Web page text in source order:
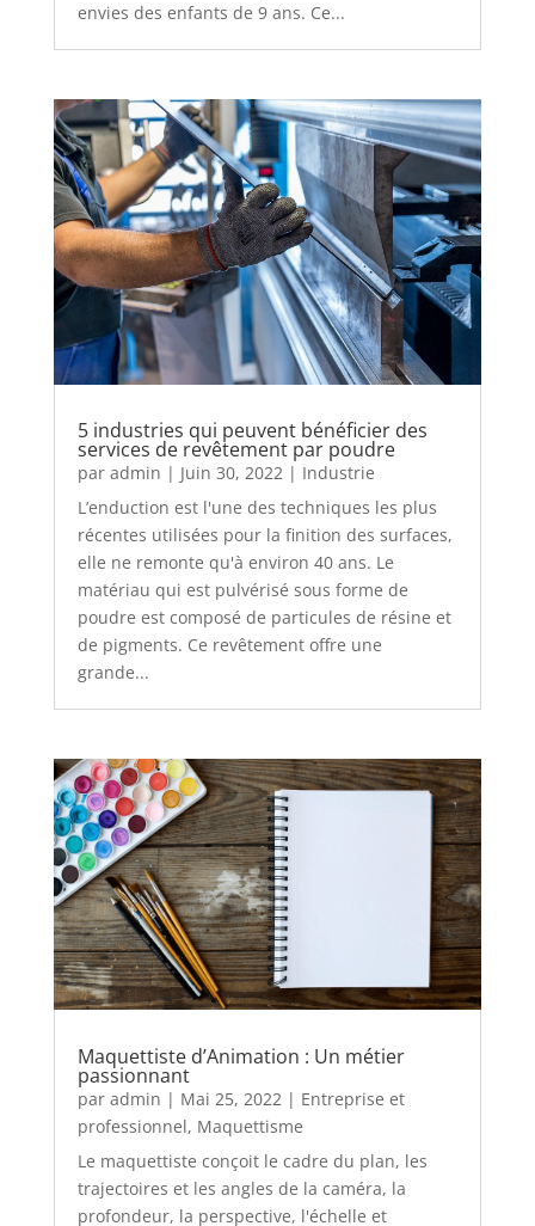
envies des enfants de 9 ans. Ce...
5 industries qui peuvent bénéficier des
services de revêtement par poudre
par admin | Juin 30, 2022| Industrie
L’enduction est l'une des techniques les plus
récentes utilisées pour la finition des surfaces,
elle ne remonte qu'à environ 40 ans. Le
matériau qui est pulvérisé sous forme de
poudre est composé de particules de résine et
de pigments. Ce revêtement offre une
grande...
Maquettiste d’Animation : Un métier
passionnant
par admin | Mai 25, 2022 | Entreprise et
professionnel, Maquettisme
Le maquettiste conçoit le cadre du plan, les
trajectoires et les angles de la caméra, la
profondeur, la perspective, l'échelle et